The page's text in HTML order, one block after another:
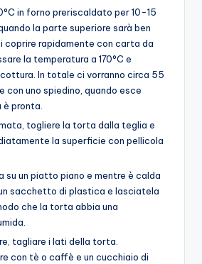
in forno preriscaldato per 10-15
la parte superiore sarà ben
coprire rapidamente con carta da
la temperatura a 170°C e
In totale ci vorranno circa 55
con uno spiedino, quando esce
pronta.
togliere la torta dalla teglia e
la superficie con pellicola
su un piatto piano e mentre è calda
sacchetto di plastica e lasciatela
che la torta abbia una
tagliare i lati della torta.
con tè o caffè e un cucchiaio di